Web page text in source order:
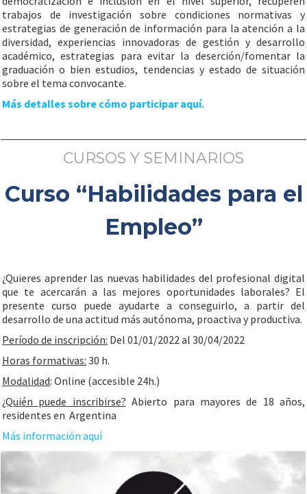
trabajos de investigación sobre condiciones normativas y
estrategias de generación de información para la atención a la
diversidad, experiencias innovadoras de gestión y desarrollo
académico, estrategias para evitar la deserción/fomentar la
graduación o bien estudios, tendencias y estado de situación
sobre el tema convocante.
Más detalles sobre cómo participar aquí.
CURSOS Y SEMINARIOS
Curso “Habilidades para el
Empleo”
¿Quieres aprender las nuevas habilidades del profesional digital
que te acercarán a las mejores oportunidades laborales? El
presente curso puede ayudarte a conseguirlo, a partir del
desarrollo de una actitud más autónoma, proactiva y productiva.
Período de inscripción: Del 01/01/2022 al 30/04/2022
Horas formativas: 30 h.
Modalidad: Online (accesible 24h.)
¿Quién puede inscribirse? Abierto para mayores de 18 años,
residentes en Argentina
Más información aquí